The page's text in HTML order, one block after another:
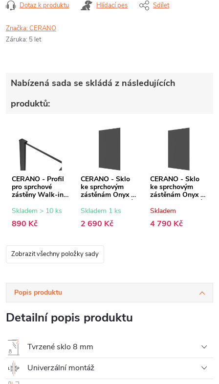
Dotaz k produktu Hlídací pes Sdílet
Značka:CERANO
Záruka: 5 let
Nabízená sada se skládá z následujících
produktů:
CERANO - Profil
pro sprchové
zástěny Walk-in
černá matná - 15
Skladem > 10 ks
890 Kč
CERANO - Sklo
ke sprchovým
zástěnám Onyx -
8 mm - grafitové
sklo - 70x200 cm
Skladem 1 ks
2 690 Kč
CERANO - Sklo
ke sprchovým
zástěnám Onyx -
8 mm - grafitové
sklo - 140x200
Skladem
4 790 Kč
Zobrazit všechny položky sady
Popis produktu
Detailní popis produktu
Tvrzené sklo 8 mm
Univerzální montáž